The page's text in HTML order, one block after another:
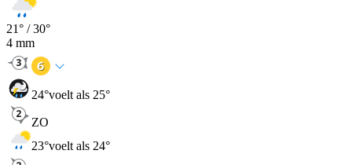
21° /30°
4 mm
24°voelt als 25°
ZO
23°voelt als 24°